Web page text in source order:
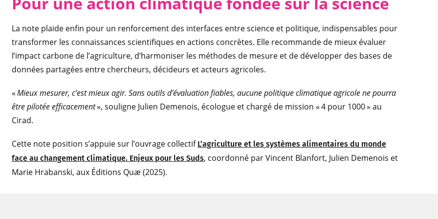
La note plaide enfin pour un renforcement des interfaces entre science et politique, indispensables pour
transformer les connaissances scientifiques en actions concrètes. Elle recommande de mieux évaluer
l’impact carbone de l’agriculture, d’harmoniser les méthodes de mesure et de développer des bases de
données partagées entre chercheurs, décideurs et acteurs agricoles.
«Mieux mesurer, c’est mieux agir. Sans outils d’évaluation fiables, aucune politique climatique agricole ne pourra
être pilotée efficacement», souligne Julien Demenois, écologue et chargé de mission « 4 pour 1000 » au
Cirad.
Cette note position s’appuie sur l’ouvrage collectif L’agriculture et les systèmes alimentaires du monde
face au changement climatique. Enjeux pour les Suds, coordonné par Vincent Blanfort, Julien Demenois et
Marie Hrabanski, aux Éditions Quæ (2025).